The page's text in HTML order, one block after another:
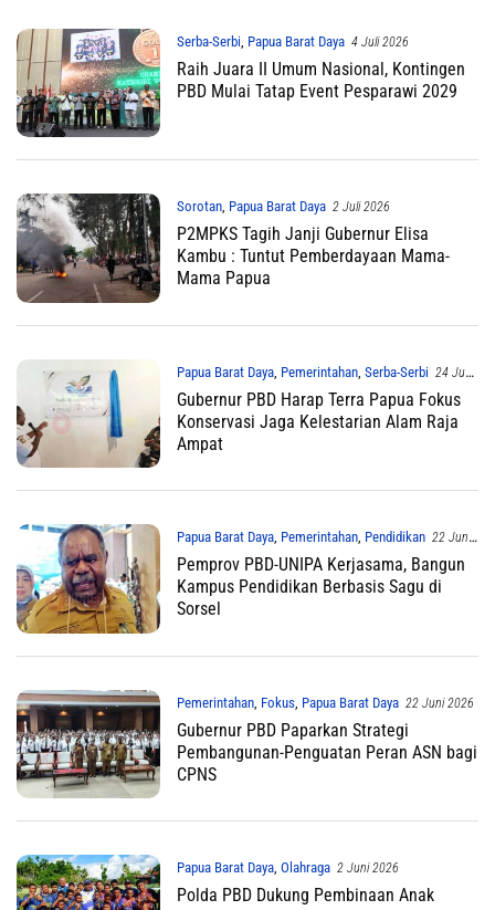
Serba-Serbi Papua Barat Daya 4 Juli 2026
Raih Juara II Umum Nasional, Kontingen
PBD Mulai Tatap Event Pesparawi 2029
Sorotan, Papua Barat Daya 2 Juli 2026
P2MPKS Tagih Janji Gubernur Elisa
Kambu : Tuntut Pemberdayaan Mama-
Mama Papua
Papua Barat Daya, Pemerintahan, Serba-Serbi 24 Juni
2026
Gubernur PBD Harap Terra Papua Fokus
Konservasi Jaga Kelestarian Alam Raja
Ampat
Papua Barat Daya, Pemerintahan, Pendidikan 22 Juni
2026
Pemprov PBD-UNIPA Kerjasama, Bangun
Kampus Pendidikan Berbasis Sagu di
Sorsel
Pemerintahan, Fokus, Papua Barat Daya 22 Juni 2026
Gubernur PBD Paparkan Strategi
Pembangunan-Penguatan Peran ASN bagi
CPNS
Papua Barat Daya, Olahraga 2 Juni 2026
Polda PBD Dukung Pembinaan Anak